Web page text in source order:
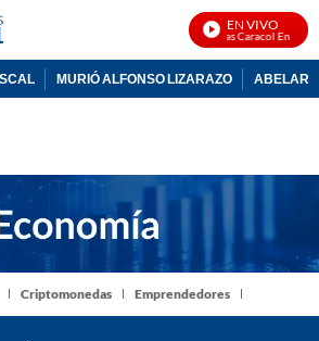
EN VIVO
Noticias Caracol En Vivo
MURIÓ ALFONSO LIZARAZO
Criptomonedas Emprendedores